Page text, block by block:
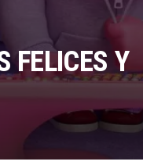
FELICES Y